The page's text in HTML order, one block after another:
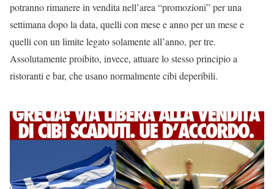
potranno rimanere in vendita nell’area “promozioni” per una
settimana dopo la data, quelli con mese e anno per un mese e
quelli con un limite legato solamente all’anno, per tre.
Assolutamente proibito, invece, attuare lo stesso principio a
ristoranti e bar, che usano normalmente cibi deperibili.